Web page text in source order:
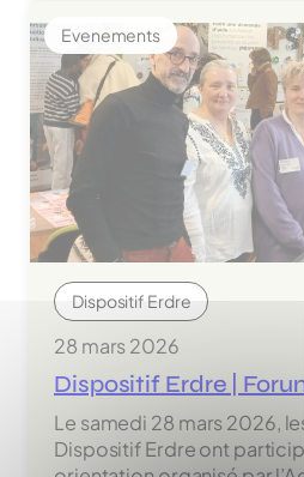
|
Victoire
de
Manon
Concours
pâtisserie
Evenements
Dispositif Erdre
28 mars 2026
Dispositif Erdre |
Le samedi 28 mars 2026,
Dispositif Erdre ont